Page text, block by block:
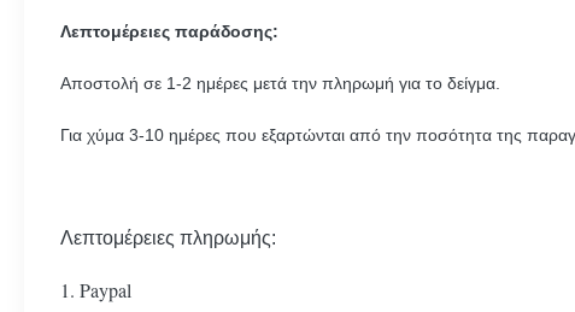
Λεπτομέρειες παράδοσης:
Αποστολή σε 1-2 ημέρες μετά την πληρωμή για το δείγμα.
Για χύμα 3-10 ημέρες που εξαρτώνται από την ποσότητα της
Λεπτομέρειες πληρωμής:
1. Paypal